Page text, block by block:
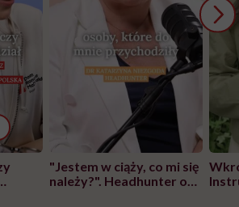
"Jestem w ciąży, co mi się
należy?". Headhunter o